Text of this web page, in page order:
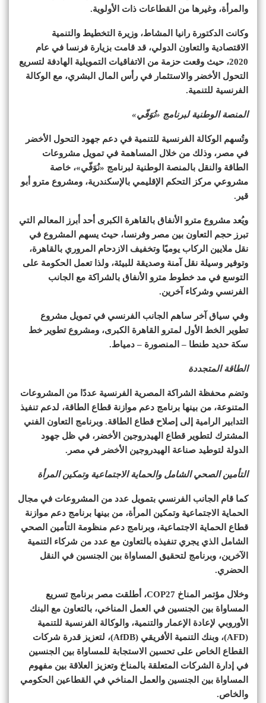
والمرأة، وغيرها من القطاعات ذات الأولوية.
وكانت الدكتورة رانيا المشاط، وزيرة التخطيط والتنمية
الاقتصادية والتعاون الدولي، قد قامت بزيارة فرنسا في عام
2020، حيث وقعت حزمة من الاتفاقيات التمويلية الهادفة لتسريع
التحول الأخضر والاستثمار في رأس المال البشري، مع الوكالة
الفرنسية للتنمية.
المنصة الوطنية لبرنامج «نُوَفّي»
وتُسهم الوكالة الفرنسية للتنمية في دعم جهود التحول الأخضر
في مصر، وذلك من خلال المساهمة في تمويل مشروعات
الطاقة والنقل بالمنصة الوطنية لبرنامج «نُوَفّي»، خاصة
مشروعي مركز التحكم الإقليمي بالإسكندرية، ومشروع مترو أبو
قير.
ويُعد مشروع مترو الأنفاق بالقاهرة الكبرى أحد أبرز المعالم التي
تبرز حجم التعاون بين مصر وفرنسا، حيث يسهم المشروع في
نقل ملايين الركاب يوميًا وتخفيف الازدحام المروري بالقاهرة،
وتوفير وسيلة نقل آمنة وصديقة للبيئة، ولذا تعمل الحكومة على
التوسع في مد خطوط مترو الأنفاق بالشراكة مع الجانب
الفرنسي وشركاء آخرين.
وفي سياق آخر ساهم الجانب الفرنسي في تمويل مشروع
تطوير الخط الأول لمترو القاهرة الكبرى، ومشروع تطوير خط
سكة حديد طنطا – المنصورة – دمياط.
الطاقة المتجددة
وتضم محفظة الشراكة المصرية الفرنسية عددًا من المشروعات
المتنوعة، من بينها برنامج دعم موازنة قطاع الطاقة، لدعم تنفيذ
التدابير الرامية إلى إصلاح قطاع الطاقة. وبرنامج التعاون الفني
المشترك لتطوير قطاع الهيدروجين الأخضر، في ظل جهود
الدولة لتوطيد صناعة الهيدروجين الأخضر في مصر.
التأمين الصحي الشامل والحماية الاجتماعية وتمكين المرأة
كما قام الجانب الفرنسي بتمويل عدد من المشروعات في مجال
الحماية الاجتماعية وتمكين المرأة، من بينها برنامج دعم موازنة
قطاع الحماية الاجتماعية، وبرنامج دعم منظومة التأمين الصحي
الشامل الذي يجري تنفيذه بالتعاون مع عدد من شركاء التنمية
الآخرين، وبرنامج لتحقيق المساواة بين الجنسين في النقل
الحضري.
وخلال مؤتمر المناخ COP27، أطلقت مصر برنامج تسريع
المساواة بين الجنسين في العمل المناخي، بالتعاون مع البنك
الأوروبي لإعادة الإعمار والتنمية، والوكالة الفرنسية للتنمية
(AFD)، وبنك التنمية الأفريقي (AfDB)، لتعزيز قدرة شركات
القطاع الخاص على تحسين الاستجابة للمساواة بين الجنسين
في إدارة الشركات المتعلقة بالمناخ وتعزيز العلاقة بين مفهوم
المساواة بين الجنسين والعمل المناخي في القطاعين الحكومي
والخاص.